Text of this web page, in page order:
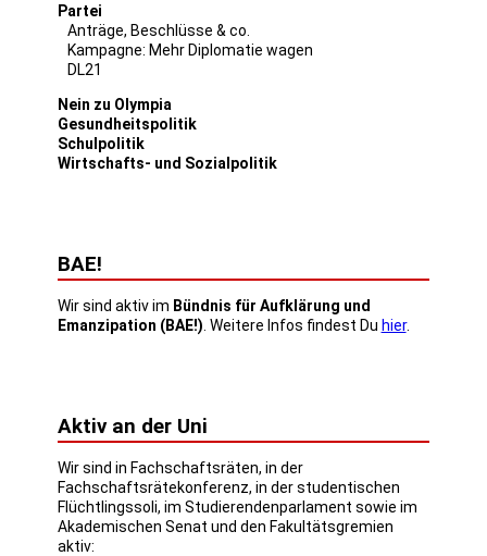
Partei
Anträge, Beschlüsse & co.
Kampagne: Mehr Diplomatie wagen
DL21
Nein zu Olympia
Gesundheitspolitik
Schulpolitik
Wirtschafts- und Sozialpolitik
BAE!
Wir sind aktiv im Bündnis für Aufklärung und
Emanzipation (BAE!) . Weitere Infos findest Du hier.
Aktiv an der Uni
Wir sind in Fachschaftsräten, in der
Fachschaftsrätekonferenz, in der studentischen
Flüchtlingssoli, im Studierendenparlament sowie im
Akademischen Senat und den Fakultätsgremien
aktiv: